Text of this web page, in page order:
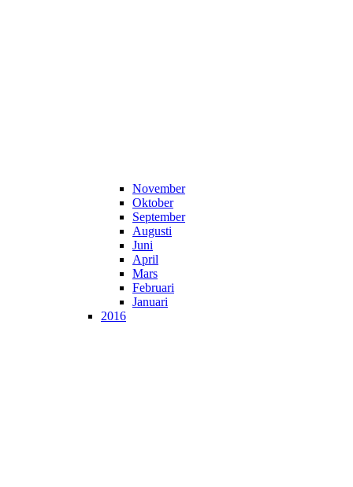
November
Oktober
September
Augusti
Juni
April
Mars
Februari
Januari
2016